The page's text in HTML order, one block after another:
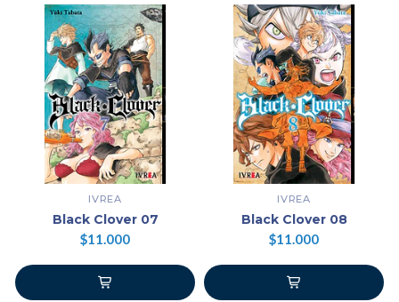
IVREA
Black Clover 07
$11.000
IVREA
Black Clover 08
$11.000